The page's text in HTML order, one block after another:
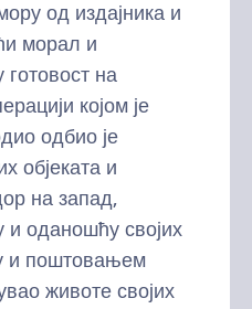
од издајника и
морал и
на
којом је
одбио је
објеката и
на запад,
оданошћу својих
и поштовањем
животе својих